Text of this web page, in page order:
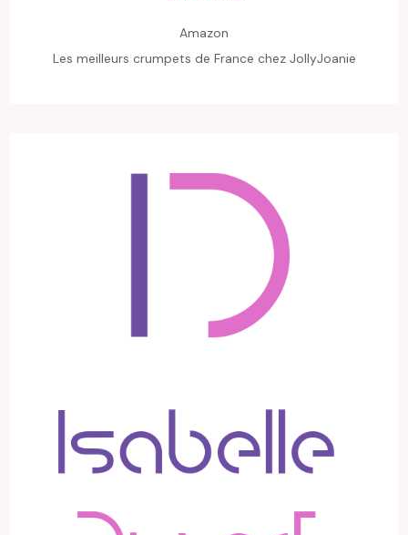
Amazon
Les meilleurs crumpets de France chez JollyJoanie